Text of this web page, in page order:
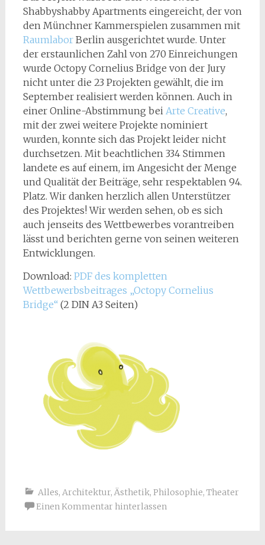
Shabbyshabby Apartments eingereicht, der von
den Münchner Kammerspielen zusammen mit
RaumlaborBerlin ausgerichtet wurde. Unter
der erstaunlichen Zahl von 270 Einreichungen
wurde Octopy Cornelius Bridge von der Jury
nicht unter die 23 Projekten gewählt, die im
September realisiert werden können. Auch in
einer Online-Abstimmung bei Arte Creative,
mit der zwei weitere Projekte nominiert
wurden, konnte sich das Projekt leider nicht
durchsetzen. Mit beachtlichen 334 Stimmen
landete es auf einem, im Angesicht der Menge
und Qualität der Beiträge, sehr respektablen 94.
Platz. Wir danken herzlich allen Unterstützer
des Projektes! Wir werden sehen, ob es sich
auch jenseits des Wettbewerbes vorantreiben
lässt und berichten gerne von seinen weiteren
Entwicklungen.
Download: PDF des kompletten
Wettbewerbsbeitrages „Octopy Cornelius
Bridge“ (2 DIN A3 Seiten)
Alles, Architektur,Ästhetik, Philosophie, Theater
Einen Kommentar hinterlassen